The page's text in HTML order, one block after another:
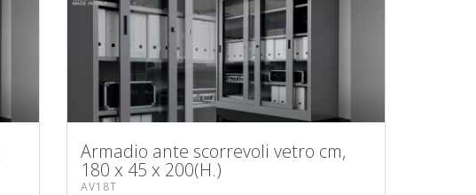
Armadio ante scorrevoli vetro cm,
180 x 45 x 200(H.)
AV18T